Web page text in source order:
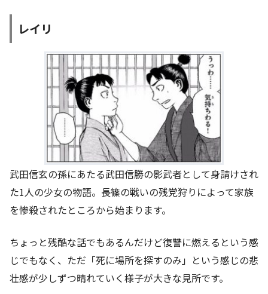
レイリ
武田信玄の孫にあたる武田信勝の影武者として身請けされ
た1人の少女の物語。長篠の戦いの残党狩りによって家族
を惨殺されたところから始まります。
ちょっと残酷な話でもあるんだけど復讐に燃えるという感
じでもなく、ただ「死に場所を探すのみ」という感じの悲
壮感が少しずつ晴れていく様子が大きな見所です。